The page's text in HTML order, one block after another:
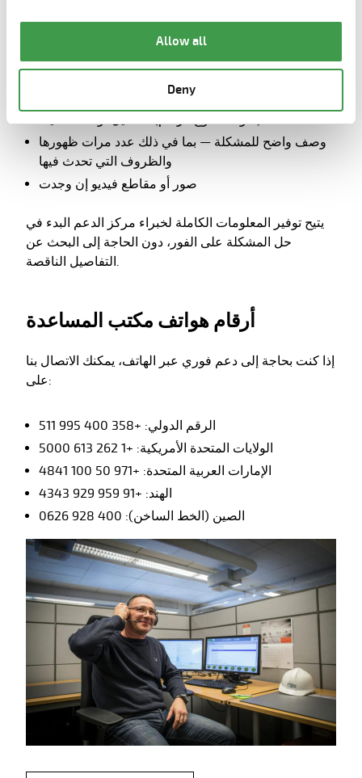
Allow all
Deny
من توفر المعلومات التالية في متناول يدك. فهذا يساعد
تفاصيل لوحة الماكينة (النوع، أرقام TL و P)
وصف واضح للمشكلة — بما في ذلك عدد مرات ظهورها
والظروف التي تحدث فيها
يتيح توفير المعلومات الكاملة لخبراء مركز الدعم البدء في
حل المشكلة على الفور، دون الحاجة إلى البحث عن
التفاصيل الناقصة.
أرقام هواتف مكتب المساعدة
إذا كنت بحاجة إلى دعم فوري عبر الهاتف، يمكنك الاتصال بنا
على:
الرقم الدولي: +358 400 995 511
الولايات المتحدة الأمريكية: +1 262 613 5000
الإمارات العربية المتحدة: +971 50 100 4841
الهند: +91 959 929 4343
الصين (الخط الساخن): 400 928 0626